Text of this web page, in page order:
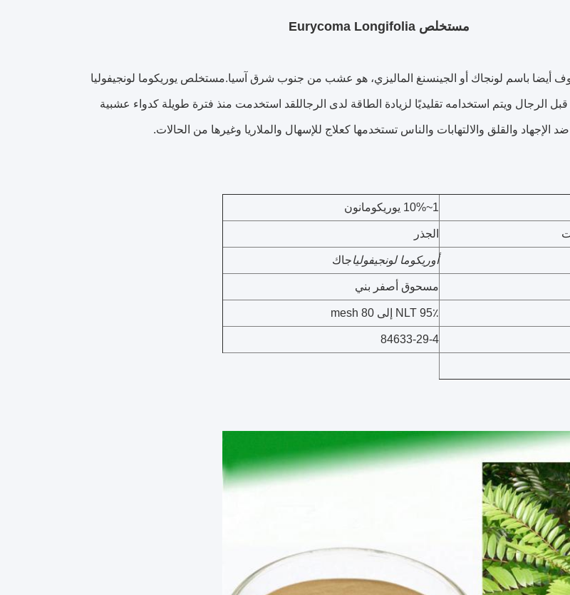
مستخلص Eurycoma Longifolia
أيضا باسم لونجاك أو الجينسنغ الماليزي، هو عشب من جنوب شرق آسيا.مستخلص يوريكوما لونجيفوليا
الرجال ويتم استخدامه تقليديًا لزيادة الطاقة لدى الرجاللقد استخدمت منذ فترة طويلة كدواء عشبية
ضد الإجهاد والقلق والالتهابات والناس تستخدمها كعلاج للإسهال والملاريا وغيرها من الحالات.
1~10% يوريكومانون
الجذر
أوريكوما لونجيفولياجاك
مسحوق أصفر بني
NLT 95٪ إلى 80 mesh
84633-29-4